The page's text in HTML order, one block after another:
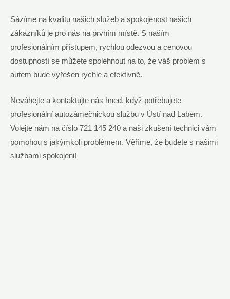
Sázíme na kvalitu našich služeb a spokojenost našich
zákazníků je pro nás na prvním místě. S naším
profesionálním přístupem, rychlou odezvou a cenovou
dostupností se můžete spolehnout na to, že váš problém s
autem bude vyřešen rychle a efektivně.
Neváhejte a kontaktujte nás hned, když potřebujete
profesionální autozámečnickou službu v Ústí nad Labem.
Volejte nám na číslo 721 145 240 a naši zkušení technici vám
pomohou s jakýmkoli problémem. Věříme, že budete s našimi
službami spokojeni!